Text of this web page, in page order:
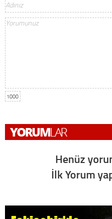
1000
Henüz
İlk Yorum